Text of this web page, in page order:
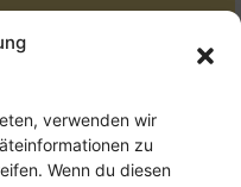
verwenden wir
zu
Wenn du diesen